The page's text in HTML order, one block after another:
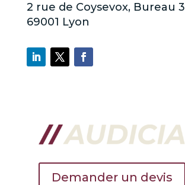
2 rue de Coysevox, Bureau 3
69001 Lyon
Demander un devis